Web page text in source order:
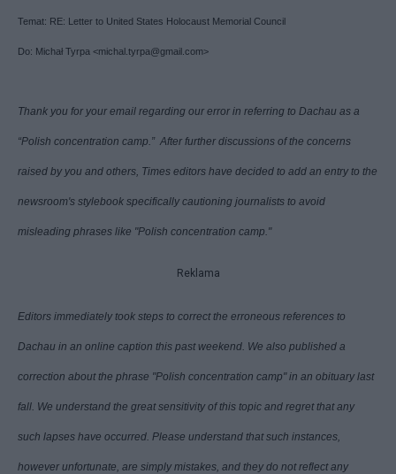
Temat: RE: Letter to United States Holocaust Memorial Council
Do: Michał Tyrpa <michal.tyrpa@gmail.com>
Thank you for your email regarding our error in referring to Dachau as a
“Polish concentration camp.” After further discussions of the concerns
raised by you and others, Times editors have decided to add an entry to the
newsroom's stylebook specifically cautioning journalists to avoid
misleading phrases like "Polish concentration camp."
Reklama
Editors immediately took steps to correct the erroneous references to
Dachau in an online caption this past weekend. We also published a
correction about the phrase "Polish concentration camp" in an obituary last
fall. We understand the great sensitivity of this topic and regret that any
such lapses have occurred. Please understand that such instances,
however unfortunate, are simply mistakes, and they do not reflect any